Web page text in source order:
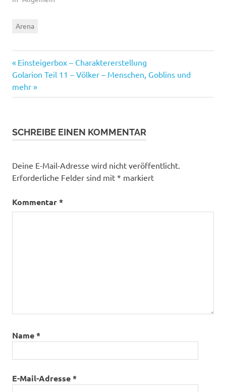
Arena
Beitragsnavigation
Vorheriger
Beitrag:
Einsteigerbox – Charaktererstellung
Nächster
Beitrag:
Golarion Teil 11 – Völker – Menschen, Goblins und
mehr
SCHREIBE EINEN KOMMENTAR
Deine E-Mail-Adresse wird nicht veröffentlicht.
Erforderliche Felder sind mit * markiert
Kommentar*
Name*
E-Mail-Adresse*